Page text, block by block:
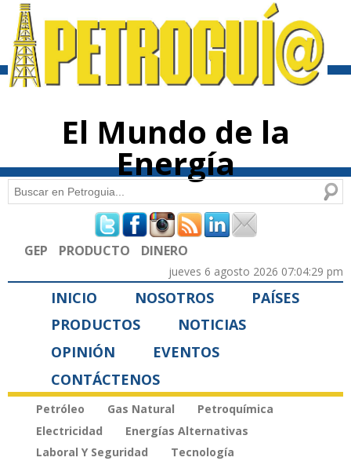
contenido
El Mundo de la
Energía
Formulario de búsqueda
Buscar
GEP PRODUCTO DINERO
jueves 6 agosto 2026 07:04:29 pm
INICIO NOSOTROS
PAÍSES
PRODUCTOS
NOTICIAS
OPINIÓN
EVENTOS
CONTÁCTENOS
Petróleo Gas Natural
Petroquímica
Electricidad
Energías Alternativas
Laboral Y Seguridad
Tecnología